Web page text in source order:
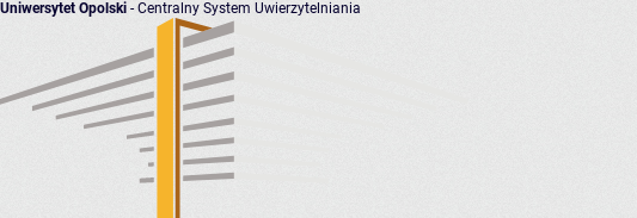
Uniwersytet Opolski - Centralny System Uwierzytelniania